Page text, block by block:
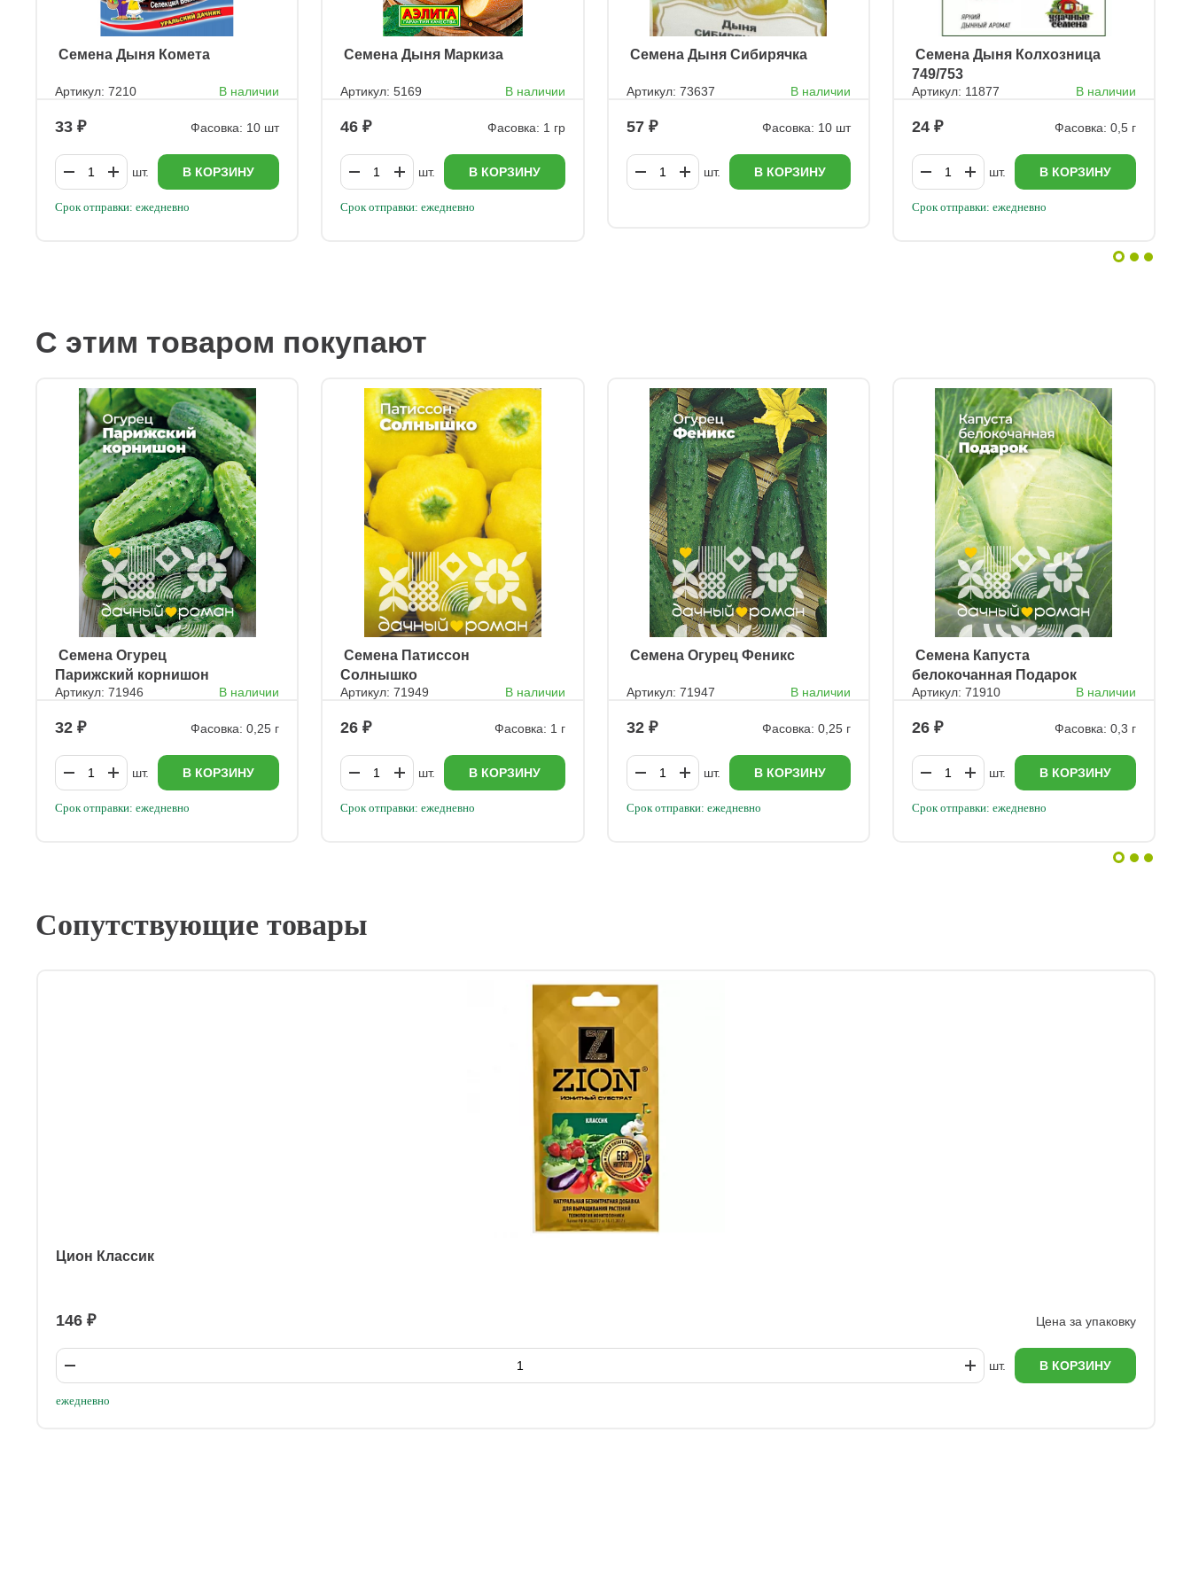
ㅤ Семена Дыня Комета
Артикул: 7210 В наличии
33 Фасовка: 10 шт
шт. В КОРЗИНУ
Срок отправки: ежедневно
ㅤ Семена Дыня Маркиза
Артикул: 5169 В наличии
46 Фасовка: 1 гр
шт. В КОРЗИНУ
Срок отправки: ежедневно
ㅤ Семена Дыня Сибирячка
Артикул: 73637 В наличии
57 Фасовка: 10 шт
шт. В КОРЗИНУ
ㅤ Семена Дыня Колхозница
749/753
Артикул: 11877 В наличии
24 Фасовка: 0,5 г
шт. В КОРЗИНУ
Срок отправки: ежедневно
С этим товаром покупают
ㅤ Семена Огурец
Парижский корнишон
Артикул: 71946 В наличии
32 Фасовка: 0,25 г
шт. В КОРЗИНУ
Срок отправки: ежедневно
ㅤ Семена Патиссон
Солнышко
Артикул: 71949 В наличии
26 Фасовка: 1 г
шт. В КОРЗИНУ
Срок отправки: ежедневно
ㅤ Семена Огурец Феникс
Артикул: 71947 В наличии
32 Фасовка: 0,25 г
шт. В КОРЗИНУ
Срок отправки: ежедневно
ㅤ Семена Капуста
белокочанная Подарок
Артикул: 71910 В наличии
26 Фасовка: 0,3 г
шт. В КОРЗИНУ
Срок отправки: ежедневно
Сопутствующие товары
Цион Классик
146 ₽ Цена за упаковку
шт. В КОРЗИНУ
ежедневно